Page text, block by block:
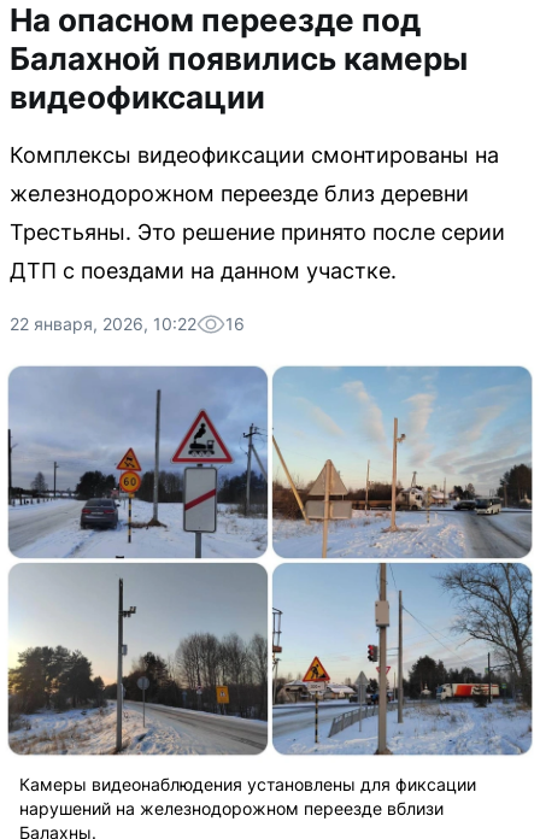
На опасном переезде под
Балахной появились камеры
видеофиксации
Комплексы видеофиксации смонтированы на
железнодорожном переезде близ деревни
Трестьяны. Это решение принято после серии
ДТП с поездами на данном участке.
22 января, 2026, 10:22 16
Камеры видеонаблюдения установлены для фиксации
нарушений на железнодорожном переезде вблизи
Балахны.